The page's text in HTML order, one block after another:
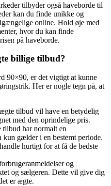
tilbyder også haveborde til
kan du finde unikke og
online. Hold øje med
hvor du kan finde
på haveborde.
billige tilbud?
90×90, er det vigtigt at kunne
Her er nogle tegn på, at
tilbud vil have en betydelig
med den oprindelige pris.
har normalt en
gælder i en bestemt periode.
hurtigt for at få de bedste
og
og sælgeren. Dette vil give dig
er ægte.